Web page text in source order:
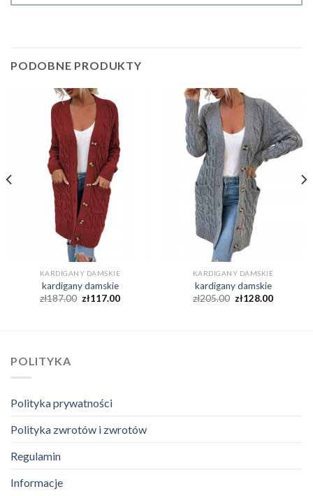
PODOBNE PRODUKTY
KARDIGANY DAMSKIE
kardigany damskie
zł187.00 zł117.00
KARDIGANY DAMSKIE
kardigany damskie
zł205.00 zł128.00
POLITYKA
Polityka prywatności
Polityka zwrotów i zwrotów
Regulamin
Informacje